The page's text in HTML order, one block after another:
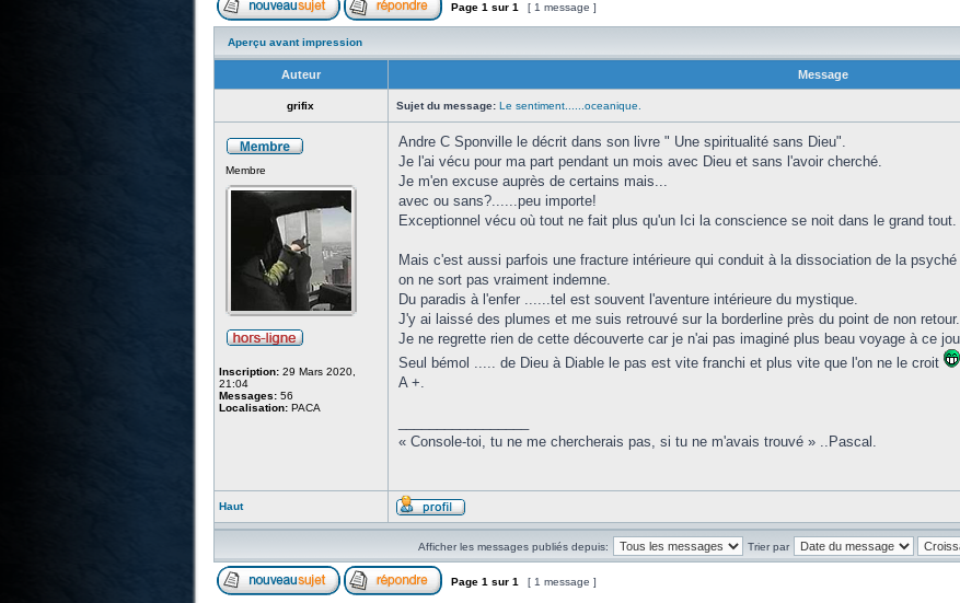
Page 1 sur 1 [ 1 message ]
Aperçu avant impression
Auteur Message
grifix Sujet du message: Le sentiment......oceanique.
Membre
Inscription:29 Mars 2020,
21:04
Messages:56
Localisation:PACA
Andre C Sponville le décrit dans son livre " Une spiritualité sans Dieu".
Je l'ai vécu pour ma part pendant un mois avec Dieu et sans l'avoir cherché.
Je m'en excuse auprès de certains mais...
avec ou sans?......peu importe!
Exceptionnel vécu où tout ne fait plus qu'un Ici la conscience se noit dans le grand tout.
Mais c'est aussi parfois une fracture intérieure qui conduit à la dissociation de la
on ne sort pas vraiment indemne.
Du paradis à l'enfer ......tel est souvent l'aventure intérieure du mystique.
J'y ai laissé des plumes et me suis retrouvé sur la borderline près du point de non retour.
Je ne regrette rien de cette découverte car je n'ai pas imaginé plus beau voyage à ce
Seul bémol ..... de Dieu à Diable le pas est vite franchi et plus vite que l'on ne le croit
A +.
« Console-toi, tu ne me chercherais pas, si tu ne m'avais trouvé » ..Pascal.
Haut
Afficher les messages publiés depuis: Trier par
Page 1 sur 1 [ 1 message ]